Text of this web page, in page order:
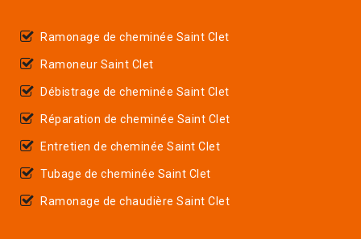
Ramonage de cheminée Saint Clet
Ramoneur Saint Clet
Débistrage de cheminée Saint Clet
Réparation de cheminée Saint Clet
Entretien de cheminée Saint Clet
Tubage de cheminée Saint Clet
Ramonage de chaudière Saint Clet